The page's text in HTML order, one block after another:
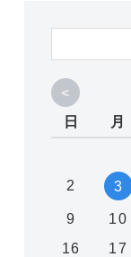
<
日
月
2 3
9 10
16
17